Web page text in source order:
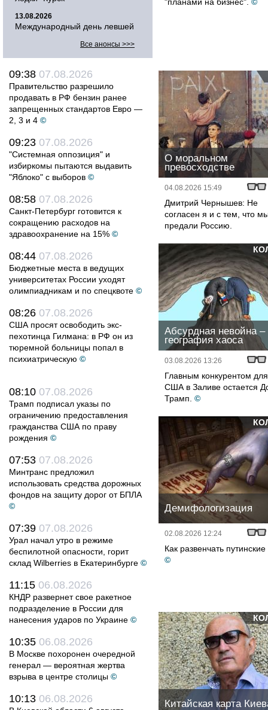
13.08.2026
Международный день левшей
Все анонсы >>>
09:38 07.08.2026
Правительство разрешило
продавать в РФ бензин ранее
запрещенных стандартов Евро —
2, 3 и 4 ©
09:23 07.08.2026
"Системная оппозиция" и
избиркомы пытаются выдавить
"Яблоко" с выборов ©
08:58 07.08.2026
Санкт-Петербург готовится к
сокращению расходов на
здравоохранение на 15% ©
08:44 07.08.2026
Бюджетные места в ведущих
университетах России уходят
олимпиадникам и по спецквоте ©
08:26 07.08.2026
США просят освободить экс-
пехотинца Гилмана: в РФ он из
тюремной больницы попал в
психиатрическую ©
08:10 07.08.2026
Трамп подписал указы по
ограничению предоставления
гражданства США по праву
рождения ©
07:53 07.08.2026
Минтранс предложил
использовать средства дорожных
фондов на защиту дорог от БПЛА
©
07:39 07.08.2026
Урал начал утро в режиме
беспилотной опасности, горит
склад Wilberries в Екатеринбурге ©
11:15 06.08.2026
КНДР развернет свое ракетное
подразделение в России для
нанесения ударов по Украине ©
10:35 06.08.2026
В Москве похоронен очередной
генерал — вероятная жертва
взрыва в центре столицы ©
10:13 06.08.2026
О моральном
превосходстве
04.08.2026 15:49
Дмитрий Чернышев: Не
согласен я и с тем, что
предали Россию.
Абсурдная невойна –
география хаоса
03.08.2026 13:26
Главным конкурентом
США в Заливе остается
Трамп. ©
Демифологизация
02.08.2026 12:24
Как развенчать
©
Китайская карта